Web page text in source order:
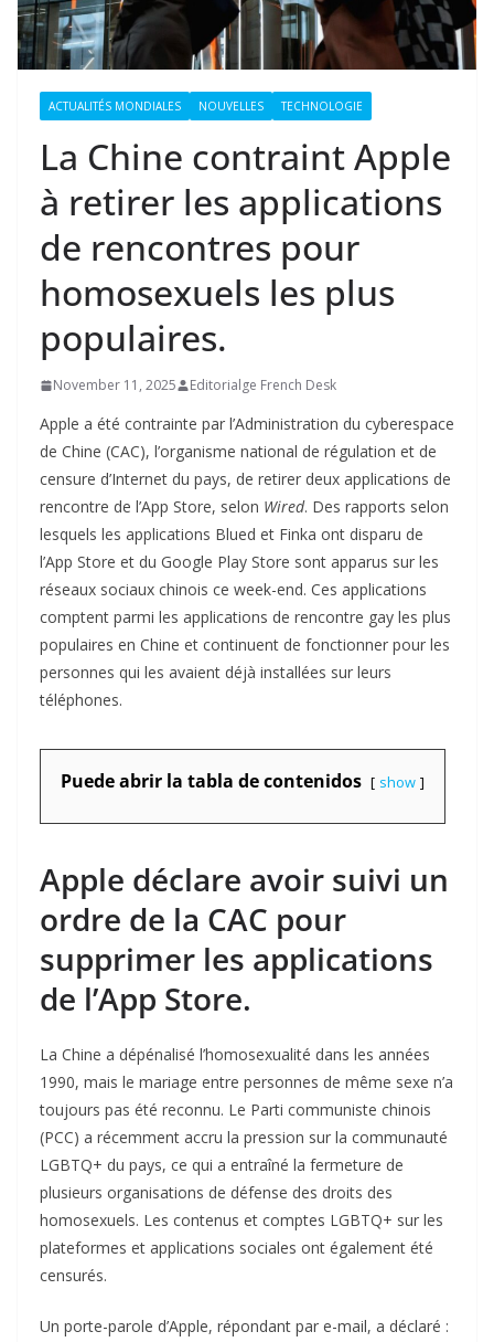
ACTUALITÉS MONDIALES NOUVELLES TECHNOLOGIE
La Chine contraint Apple
à retirer les applications
de rencontres pour
homosexuels les plus
populaires.
November 11, 2025 Editorialge French Desk
Apple a été contrainte par l’Administration du cyberespace
de Chine (CAC), l’organisme national de régulation et de
censure d’Internet du pays, de retirer deux applications de
rencontre de l’App Store, selon Wired. Des rapports selon
lesquels les applications Blued et Finka ont disparu de
l’App Store et du Google Play Store sont apparus sur les
réseaux sociaux chinois ce week-end. Ces applications
comptent parmi les applications de rencontre gay les plus
populaires en Chine et continuent de fonctionner pour les
personnes qui les avaient déjà installées sur leurs
téléphones.
Puede abrir la tabla de contenidos show
Apple déclare avoir suivi un
ordre de la CAC pour
supprimer les applications
de l’App Store.
La Chine a dépénalisé l’homosexualité dans les années
1990, mais le mariage entre personnes de même sexe n’a
toujours pas été reconnu. Le Parti communiste chinois
(PCC) a récemment accru la pression sur la communauté
LGBTQ+ du pays, ce qui a entraîné la fermeture de
plusieurs organisations de défense des droits des
homosexuels. Les contenus et comptes LGBTQ+ sur les
plateformes et applications sociales ont également été
censurés.
Un porte-parole d’Apple, répondant par e-mail, a déclaré :